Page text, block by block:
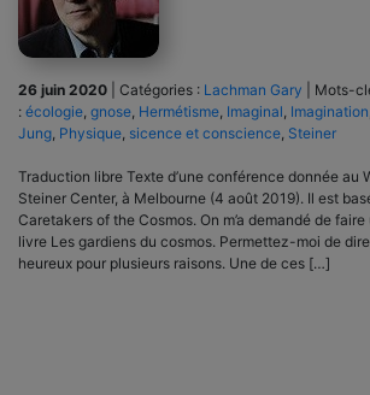
26 juin 2020 Catégories : Lachman Gary
Mots-
: écologie, gnose, Hermétisme, Imaginal, Imagination
Jung, Physique, sicence et conscience, Steiner
Traduction libre Texte d’une conférence donnée au
Steiner Center, à Melbourne (4 août 2019). Il est
Caretakers of the Cosmos. On m’a demandé de
livre Les gardiens du cosmos. Permettez-moi de dire
heureux pour plusieurs raisons. Une de ces […]